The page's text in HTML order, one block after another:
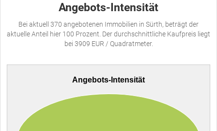
Angebots-Intensität
Bei aktuell 370 angebotenen Immobilien in Sürth, beträgt der
aktuelle Anteil hier 100 Prozent. Der durchschnittliche Kaufpreis liegt
bei 3909 EUR / Quadratmeter.
Angebots-Intensität